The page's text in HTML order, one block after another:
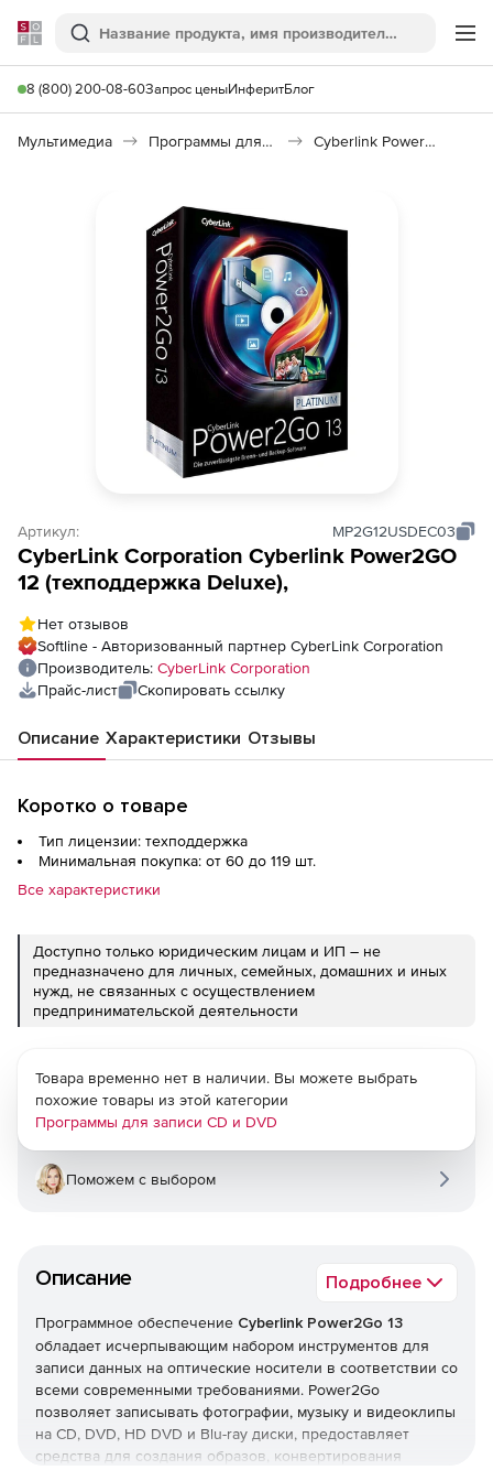
Softline
Поиск
8 (800) 200-08-60Запрос ценыИнферитБлог
Мультимедиа Программы для записи CD и DVD Cyberlink Power2Go 13
Артикул: MP2G12USDEC03
CyberLink Corporation Cyberlink Power2GO
12 (техподдержка Deluxe),
Нет отзывов
Softline - Авторизованный партнер CyberLink Corporation
Производитель: CyberLink Corporation
Прайс-лист
Скопировать ссылку
Описание Характеристики Отзывы
Коротко о товаре
Тип лицензии: техподдержка
Минимальная покупка: от 60 до 119 шт.
Все характеристики
Доступно только юридическим лицам и ИП – не
предназначено для личных, семейных, домашних и иных
нужд, не связанных с осуществлением
предпринимательской деятельности
Описание Подробнее
Программное обеспечение Cyberlink Power2Go 13
обладает исчерпывающим набором инструментов для
записи данных на оптические носители в соответствии со
всеми современными требованиями. Power2Go
позволяет записывать фотографии, музыку и видеоклипы
на CD, DVD, HD DVD и Blu-ray диски, предоставляет
средства для создания образов, конвертирования
Товара временно нет в наличии. Вы можете выбрать
похожие товары из этой категории
Программы для записи CD и DVD
Поможем с выбором